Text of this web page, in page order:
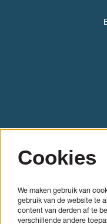
Cookies
We maken gebruik van
gebruik van de website te
content van derden af te
verschillende andere